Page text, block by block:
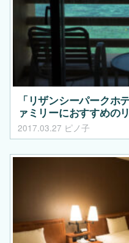
「リザンシーパークホ
ァミリーにおすすめの
2017.03.27 ピノ子